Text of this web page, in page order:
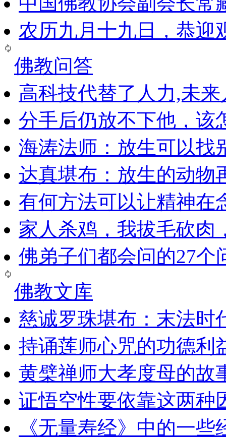
农历九月十九日，恭迎
佛教问答
高科技代替了人力,未
分手后仍放不下他，该
海涛法师：放生可以找
达真堪布：放生的动物
有何方法可以让精神在
家人杀鸡，我拔毛砍肉
佛弟子们都会问的27个
佛教文库
慈诚罗珠堪布：末法时
持诵莲师心咒的功德利
黄檗禅师大孝度母的故
证悟空性要依靠这两种
《无量寿经》中的一些